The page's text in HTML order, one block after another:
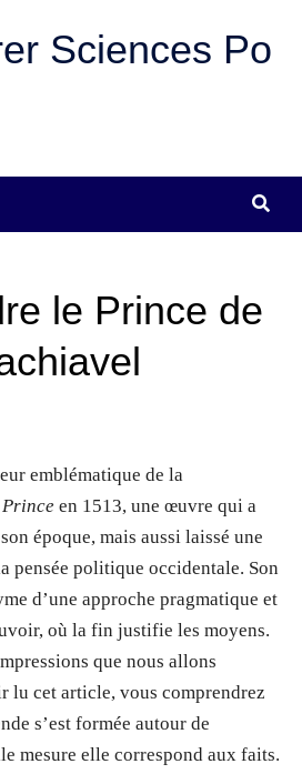
Sciences Po
le Prince de
emblématique de la
en 1513, une œuvre qui a
époque, mais aussi laissé une
pensée politique occidentale. Son
d’une approche pragmatique et
où la fin justifie les moyens.
que nous allons
lu cet article, vous comprendrez
s’est formée autour de
mesure elle correspond aux faits.